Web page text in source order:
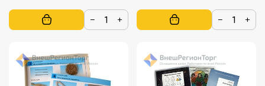
− + − +